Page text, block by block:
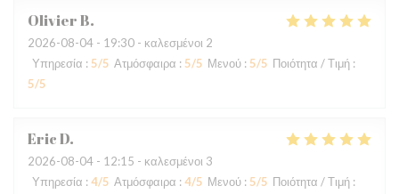
OlivierB
2026-08-04 - 19:30 - καλεσμένοι 2
Υπηρεσία : 5/5 Ατμόσφαιρα : 5/5 Μενού : 5/5 Ποιότητα / Τιμή :
5/5
EricD
2026-08-04 - 12:15 - καλεσμένοι 3
Υπηρεσία : 4/5 Ατμόσφαιρα : 4/5 Μενού : 5/5 Ποιότητα / Τιμή :